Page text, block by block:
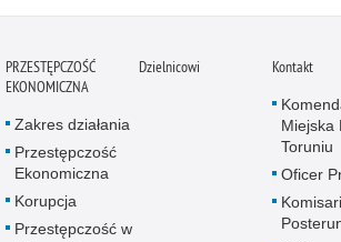
PRZESTĘPCZOŚĆ
EKONOMICZNA
Zakres działania
Przestępczość
Ekonomiczna
Korupcja
Przestępczość w
Dzielnicowi Kontakt
Miejska
Toruniu
Oficer